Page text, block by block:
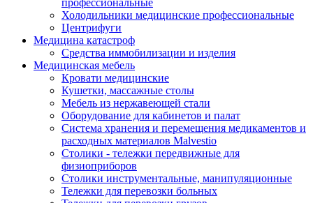
Холодильники медицинские профессиональные
Центрифуги
Медицина катастроф
Средства иммобилизации и изделия
Медицинская мебель
Кровати медицинские
Кушетки, массажные столы
Мебель из нержавеющей стали
Оборудование для кабинетов и палат
Система хранения и перемещения медикаментов и
расходных материалов Malvestio
Столики - тележки передвижные для
физиоприборов
Столики инструментальные, манипуляционные
Тележки для перевозки больных